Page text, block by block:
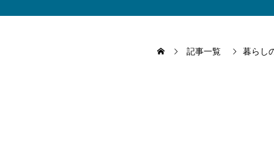
記事一覧 暮らし